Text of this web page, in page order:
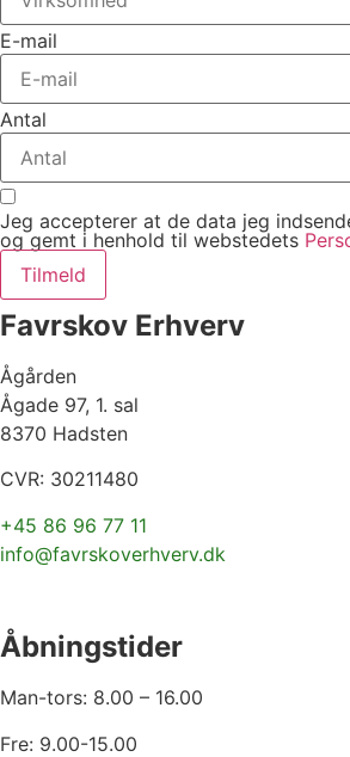
E-mail
Antal
Jeg accepterer at de data jeg
og gemt i henhold til webstedets
Tilmeld
Favrskov Erhverv
Ågården
Ågade 97, 1. sal
8370 Hadsten
CVR: 30211480
+45 86 96 77 11
info@favrskoverhverv.dk
Åbningstider
Man-tors: 8.00 – 16.00
Fre: 9.00-15.00